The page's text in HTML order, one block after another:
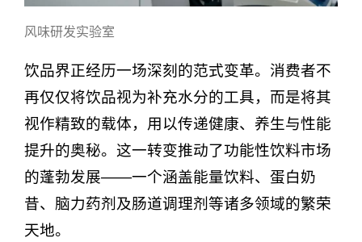
风味研发实验室
饮品界正经历一场深刻的范式变革。消费者不
再仅仅将饮品视为补充水分的工具，而是将其
视作精致的载体，用以传递健康、养生与性能
提升的奥秘。这一转变推动了功能性饮料市场
的蓬勃发展——一个涵盖能量饮料、蛋白奶
昔、脑力药剂及肠道调理剂等诸多领域的繁荣
天地。